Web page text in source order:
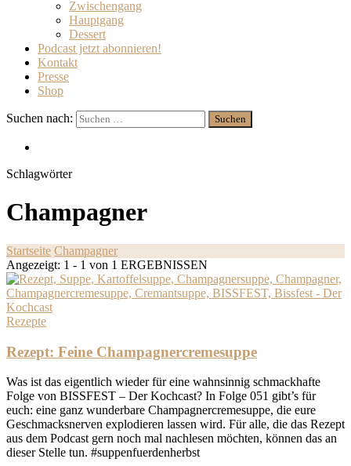
Zwischengang
Hauptgang
Dessert
Podcast jetzt abonnieren!
Kontakt
Presse
Shop
Suchen nach:
Schlagwörter
Champagner
Startseite Champagner
Angezeigt: 1 - 1 von 1 ERGEBNISSEN
Rezepte
Rezept: Feine Champagnercremesuppe
Was ist das eigentlich wieder für eine wahnsinnig schmackhafte
Folge von BISSFEST – Der Kochcast? In Folge 051 gibt’s für
euch: eine ganz wunderbare Champagnercremesuppe, die eure
Geschmacksnerven explodieren lassen wird. Für alle, die das Rezept
aus dem Podcast gern noch mal nachlesen möchten, können das an
dieser Stelle tun. #suppenfuerdenherbst